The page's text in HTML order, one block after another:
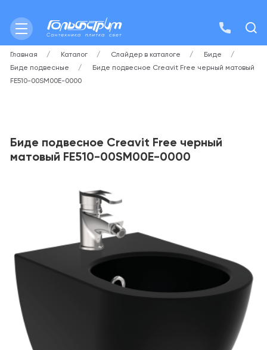
Главная Каталог Слайдер в каталоге
Биде
Биде подвесные
Биде подвесное Creavit Free черный матовый
FE510-00SM00E-0000
Биде подвесное Creavit Free черный
матовый FE510-00SM00E-0000